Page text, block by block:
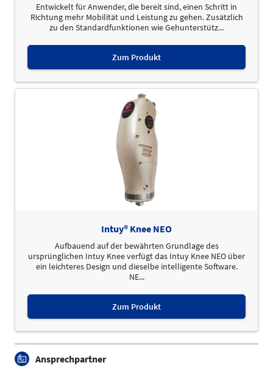
Entwickelt für Anwender, die bereit sind, einen Schritt in
Richtung mehr Mobilität und Leistung zu gehen. Zusätzlich
zu den Standardfunktionen wie Gehunterstütz...
Zum Produkt
Intuy® Knee NEO
Aufbauend auf der bewährten Grundlage des
ursprünglichen Intuy Knee verfügt das Intuy Knee NEO über
ein leichteres Design und dieselbe intelligente Software.
NE...
Zum Produkt
Ansprechpartner